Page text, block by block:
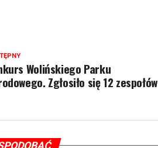
Wolińskiego Parku
Zgłosiło się 12 zespołów